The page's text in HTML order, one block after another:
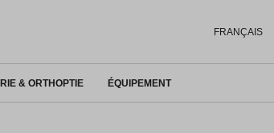
FRANÇAIS
& ORTHOPTIE ÉQUIPEMENT